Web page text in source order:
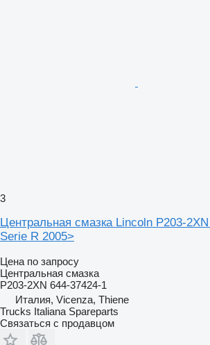
3
Центральная смазка Lincoln P203-
Serie R 2005>
Цена по запросу
Центральная смазка
P203-2XN 644-37424-1
Италия, Vicenza, Thiene
Trucks Italiana Spareparts
Связаться с продавцом